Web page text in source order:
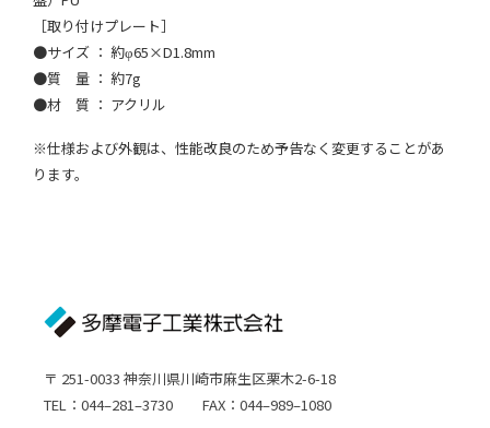
［取り付けプレート］
●サイズ ： 約φ65×D1.8mm
●質 量 ： 約7g
●材 質 ： アクリル
※仕様および外観は、性能改良のため予告なく変更することがあ
ります。
〒 251-0033 神奈川県川崎市麻生区栗木2-6-18
TEL：044–281–3730 FAX：044–989–1080